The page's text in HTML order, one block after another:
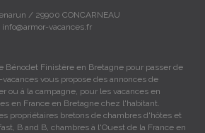
/ 29900 CONCARNEAU
info@armor-vacances.fr
Bénodet Finistère en Bretagne pour passer de
vous propose des annonces de
ou à la campagne, pour les vacances en
en France en Bretagne chez l'habitant.
propriétaires bretons de chambres d'hôtes et
B and B, chambres à l'Ouest de la France en